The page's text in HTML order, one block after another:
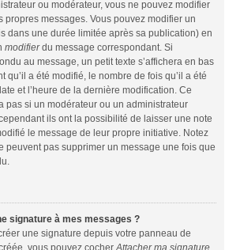
ou modérateur, vous ne pouvez modifier
propres messages. Vous pouvez modifier un
dans une durée limitée après sa publication) en
modifierdu message correspondant. Si
au message, un petit texte s’affichera en bas
qu’il a été modifié, le nombre de fois qu’il a été
et l’heure de la dernière modification. Ce
pas si un modérateur ou un administrateur
ils ont la possibilité de laisser une note
le message de leur propre initiative. Notez
peuvent pas supprimer un message une fois que
signature à mes messages ?
une signature depuis votre panneau de
vous pouvez cocher Attacher ma signature